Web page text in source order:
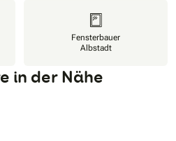
Fensterbauer
Albstadt
in der Nähe